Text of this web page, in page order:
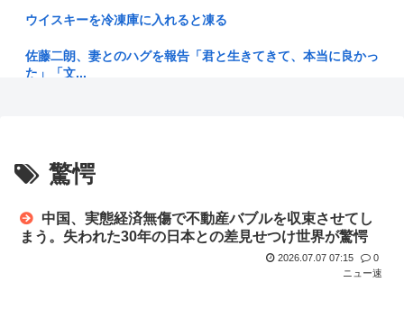
判決 ...
【画像】このグランドセイコー買うか迷う‥‥
Yahooなら制限なしでAV観れると思ったら見れねー
【悲報】熊本県知事、報道陣土足取材にマジギレ「遺族や被災
ウイスキーを冷凍庫に入れると凍る
佐藤二朗、妻とのハグを報告「君と生きてきて、本当に良かっ
た」「文...
【覇権】ホロライブドリームス、セルラン1位に返り咲く
WIWIWI...
ごめん、ワンルーム住んでる奴って女呼んだときにウ●コのブ
リブリ音...
AI「お前さあ〜w」ぼく「…敬語使え 」AI「了解しました。
驚愕
中国、実態経済無傷で不動産バブルを収束させてし
まう。失われた30年の日本との差見せつけ世界が驚愕
2026.07.07 07:15
0
ニュー速